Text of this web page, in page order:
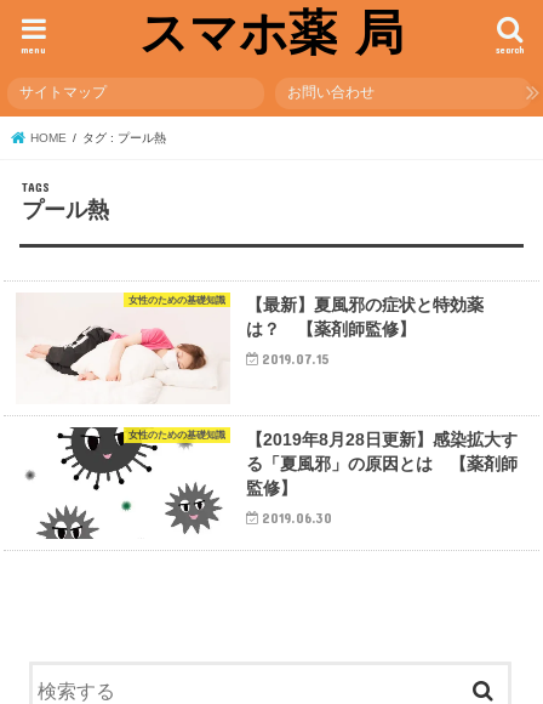
スマホ薬 局 search
menu
サイトマップ お問い合わせ
HOME タグ : プール熱
プール熱
女性のための基礎知識
【最新】夏風邪の症状と特効薬
は？ 【薬剤師監修】
2019.07.15
女性のための基礎知識
【2019年8月28日更新】感染拡大す
る「夏風邪」の原因とは 【薬剤師
監修】
2019.06.30